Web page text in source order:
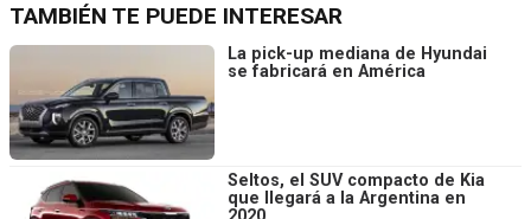
TAMBIÉN TE PUEDE INTERESAR
La pick-up mediana de Hyundai
se fabricará en América
Seltos, el SUV compacto de Kia
que llegará a la Argentina en